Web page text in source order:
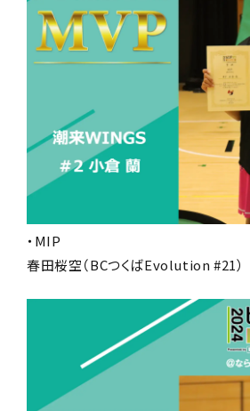
・MIP
春田桜空（BCつくばEvolution #21）